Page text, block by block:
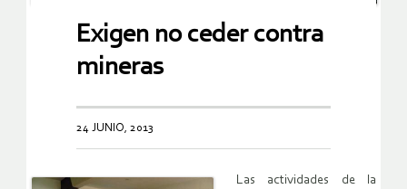
Exigen no ceder contra
mineras
24 JUNIO, 2013
Las actividades de la